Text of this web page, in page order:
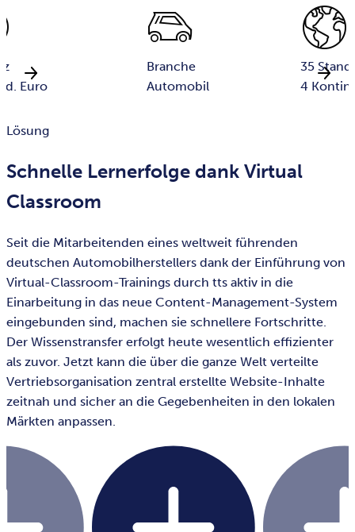
Branche
Automobil
35
4
Euro
Lösung
Schnelle Lernerfolge dank Virtual
Classroom
Seit die Mitarbeitenden eines weltweit führenden
deutschen Automobilherstellers dank der Einführung von
Virtual-Classroom-Trainings durch tts aktiv in die
Einarbeitung in das neue Content-Management-System
eingebunden sind, machen sie schnellere Fortschritte.
Der Wissenstransfer erfolgt heute wesentlich effizienter
als zuvor. Jetzt kann die über die ganze Welt verteilte
Vertriebsorganisation zentral erstellte Website-Inhalte
zeitnah und sicher an die Gegebenheiten in den lokalen
Märkten anpassen.